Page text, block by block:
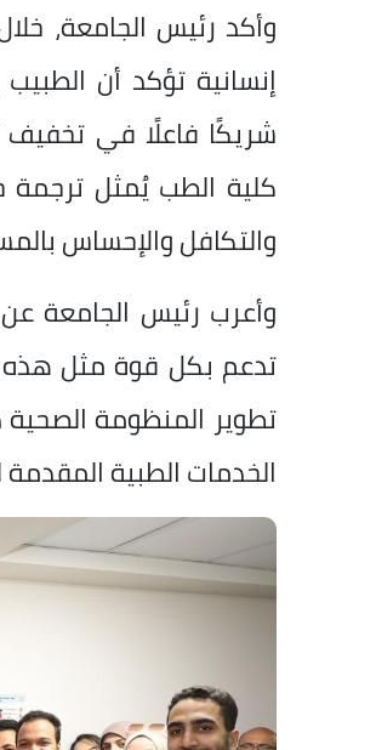
وأكد رئيس الجامعة،
إنسانية تؤكد أن
شريكًا فاعلًا في
كلية الطب يُمثل ترجمة
والتكافل والإحساس
وأعرب رئيس الجامعة عن
تدعم بكل قوة مثل هذه
تطوير المنظومة
الخدمات الطبية